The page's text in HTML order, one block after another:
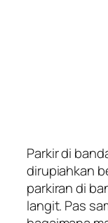
Parkir di
dirupiahkan
parkiran di
langit. Pas